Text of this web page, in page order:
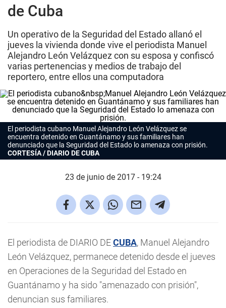
de Cuba
Un operativo de la Seguridad del Estado allanó el
jueves la vivienda donde vive el periodista Manuel
Alejandro León Velázquez con su esposa y confiscó
varias pertenencias y medios de trabajo del
reportero, entre ellos una computadora
El periodista cubano Manuel Alejandro León Velázquez se
encuentra detenido en Guantánamo y sus familiares han
denunciado que la Seguridad del Estado lo amenaza con prisión.
CORTESÍA / DIARIO DE CUBA
23 de junio de 2017 - 19:24
El periodista de DIARIO DECUBA, Manuel Alejandro
León Velázquez, permanece detenido desde el jueves
en Operaciones de la Seguridad del Estado en
Guantánamo y ha sido "amenazado con prisión",
denuncian sus familiares.